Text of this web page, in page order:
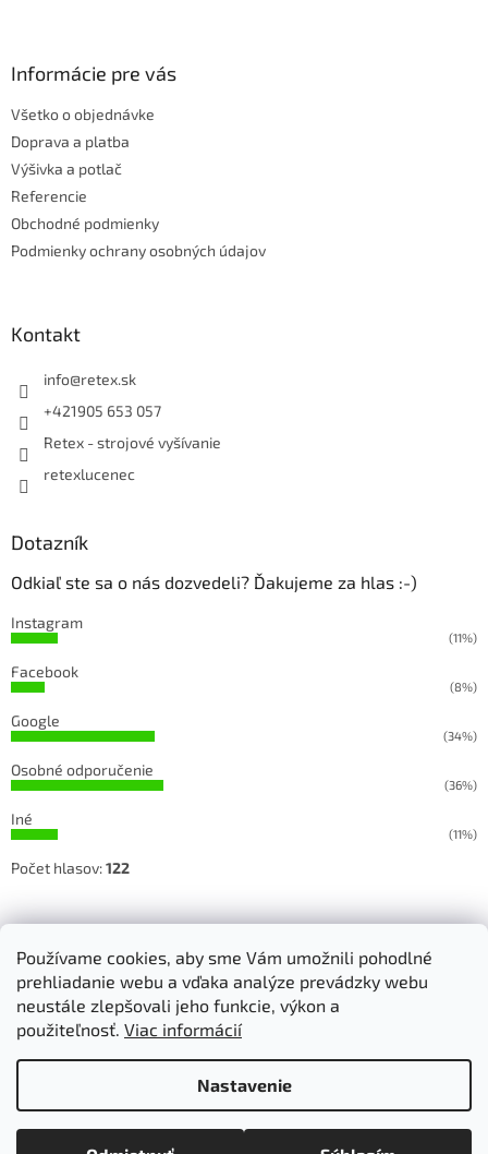
Používame cookies, aby sme Vám umožnili pohodlné
prehliadanie webu a vďaka analýze prevádzky webu
neustále zlepšovali jeho funkcie, výkon a
použiteľnosť. Viac informácií
Nastavenie
Informácie pre vás
Všetko o objednávke
Doprava a platba
Výšivka a potlač
Referencie
Obchodné podmienky
Podmienky ochrany osobných údajov
Kontakt
info@retex.sk
+421905 653 057
Retex - strojové vyšívanie
retexlucenec
Dotazník
Odkiaľ ste sa o nás dozvedeli? Ďakujeme za hlas :-)
Instagram
(11%)
Facebook
(8%)
Google
(34%)
Osobné odporučenie
(36%)
Iné
(11%)
Počet hlasov:122
RETEX, s.r.o. - strojové vyšívanie